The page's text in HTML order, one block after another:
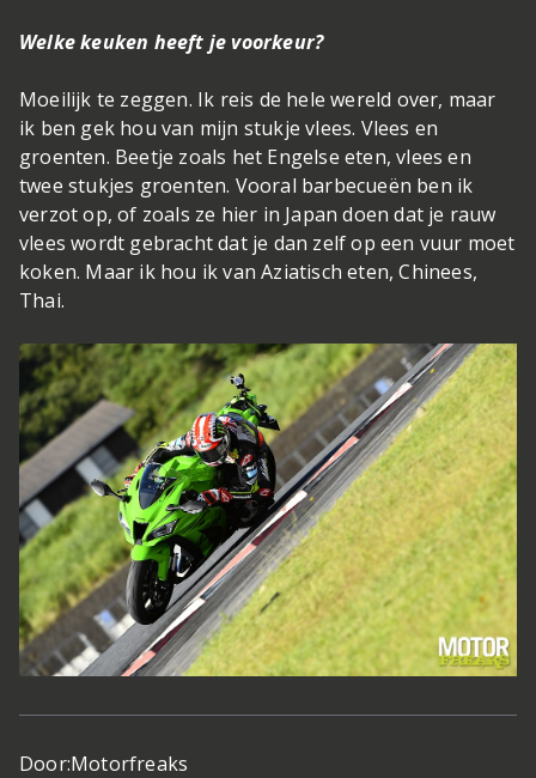
Welke keuken heeft je voorkeur?
Moeilijk te zeggen. Ik reis de hele wereld over, maar
ik ben gek hou van mijn stukje vlees. Vlees en
groenten. Beetje zoals het Engelse eten, vlees en
twee stukjes groenten. Vooral barbecueën ben ik
verzot op, of zoals ze hier in Japan doen dat je rauw
vlees wordt gebracht dat je dan zelf op een vuur moet
koken. Maar ik hou ik van Aziatisch eten, Chinees,
Thai.
Door:Motorfreaks